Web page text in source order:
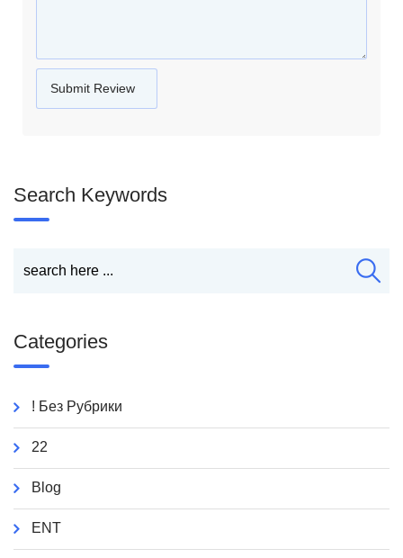
Search Keywords
Categories
! Без Рубрики
22
Blog
ENT